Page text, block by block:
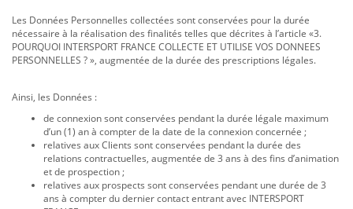
Les Données Personnelles collectées sont conservées pour la durée
nécessaire à la réalisation des finalités telles que décrites à l’article «3.
POURQUOI INTERSPORT FRANCE COLLECTE ET UTILISE VOS DONNEES
PERSONNELLES ? », augmentée de la durée des prescriptions légales.
Ainsi, les Données :
de connexion sont conservées pendant la durée légale maximum
d’un (1) an à compter de la date de la connexion concernée ;
relatives aux Clients sont conservées pendant la durée des
relations contractuelles, augmentée de 3 ans à des fins d’animation
et de prospection ;
relatives aux prospects sont conservées pendant une durée de 3
ans à compter du dernier contact entrant avec INTERSPORT